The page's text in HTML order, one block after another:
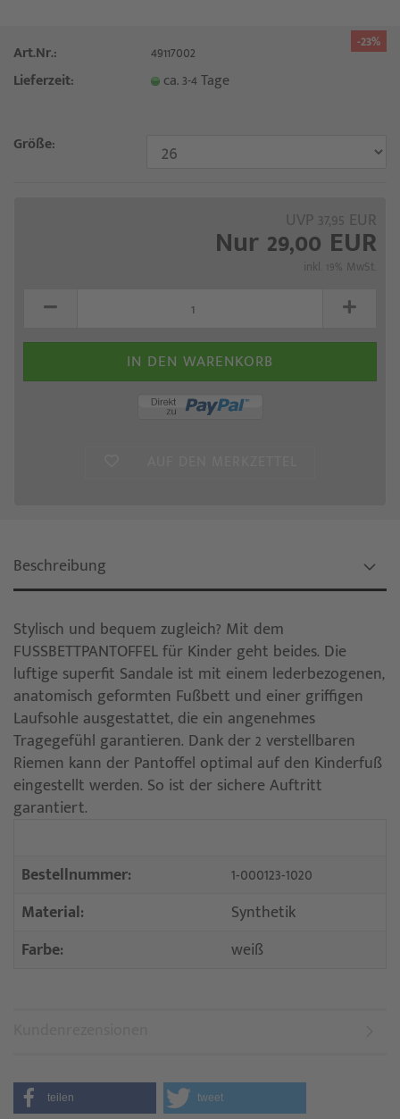
-23%
Art.Nr.:
49117002
Lieferzeit:
ca. 3-4 Tage
Größe:
UVP 37,95 EUR
Nur 29,00 EUR
inkl. 19% MwSt.
Beschreibung
Stylisch und bequem zugleich? Mit dem
FUSSBETTPANTOFFEL für Kinder geht beides. Die
luftige superfit Sandale ist mit einem lederbezogenen,
anatomisch geformten Fußbett und einer griffigen
Laufsohle ausgestattet, die ein angenehmes
Tragegefühl garantieren. Dank der 2 verstellbaren
Riemen kann der Pantoffel optimal auf den Kinderfuß
eingestellt werden. So ist der sichere Auftritt
garantiert.
Bestellnummer:
1-000123-1020
Material:
Synthetik
Farbe:
weiß
teilen tweet